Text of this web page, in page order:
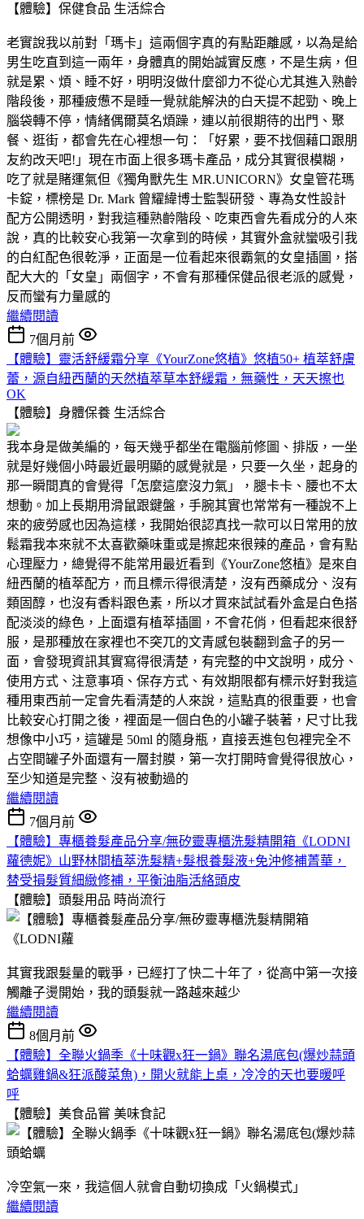
【體驗】保健食品 生活綜合
老實說我以前對「瑪卡」這兩個字真的有點距離感，以為是給
男生吃直到這一兩年，身體真的開始誠實反應，不是生病，但
就是累、煩、睡不好，明明沒做什麼卻力不從心尤其進入熟齡
階段後，那種疲憊不是睡一覺就能解決的白天提不起勁、晚上
腦袋轉不停，情緒偶爾莫名煩躁，連以前很期待的出門、聚
餐、逛街，都會先在心裡想一句：「好累，要不找個藉口跟朋
友約改天吧!」現在市面上很多瑪卡產品，成分其實很模糊，
吃了就是賭運氣但《獨角獸先生 MR.UNICORN》女皇管花瑪
卡錠，標榜是 Dr. Mark 曾耀緯博士監製研發、專為女性設計
配方公開透明，對我這種熟齡階段、吃東西會先看成分的人來
說，真的比較安心我第一次拿到的時候，其實外盒就蠻吸引我
的白紅配色很乾淨，正面是一位看起來很霸氣的女皇插圖，搭
配大大的「女皇」兩個字，不會有那種保健品很老派的感覺，
反而蠻有力量感的
繼續閱讀
7個月前
【體驗】靈活舒緩霜分享《YourZone悠植》悠植50+ 植萃舒膚
蕾，源自紐西蘭的天然植萃草本舒緩霜，無藥性，天天擦也
OK
【體驗】身體保養 生活綜合
我本身是做美編的，每天幾乎都坐在電腦前修圖、排版，一坐
就是好幾個小時最近最明顯的感覺就是，只要一久坐，起身的
那一瞬間真的會覺得「怎麼這麼沒力氣」，腿卡卡、腰也不太
想動。加上長期用滑鼠跟鍵盤，手腕其實也常常有一種說不上
來的疲勞感也因為這樣，我開始很認真找一款可以日常用的放
鬆霜我本來就不太喜歡藥味重或是擦起來很辣的產品，會有點
心理壓力，總覺得不能常用最近看到《YourZone悠植》是來自
紐西蘭的植萃配方，而且標示得很清楚，沒有西藥成分、沒有
類固醇，也沒有香料跟色素，所以才買來試試看外盒是白色搭
配淡淡的綠色，上面還有植萃插圖，不會花俏，但看起來很舒
服，是那種放在家裡也不突兀的文青感包裝翻到盒子的另一
面，會發現資訊其實寫得很清楚，有完整的中文說明，成分、
使用方式、注意事項、保存方式、有效期限都有標示好對我這
種用東西前一定會先看清楚的人來說，這點真的很重要，也會
比較安心打開之後，裡面是一個白色的小罐子裝著，尺寸比我
想像中小巧，這罐是 50ml 的隨身瓶，直接丟進包包裡完全不
占空間罐子外面還有一層封膜，第一次打開時會覺得很放心，
至少知道是完整、沒有被動過的
繼續閱讀
7個月前
【體驗】專櫃養髮產品分享/無矽靈專櫃洗髮精開箱《LODNI
蘿德妮》山野林間植萃洗髮精+髮根養髮液+免沖修補菁華，
替受損髮質細緻修補，平衡油脂活絡頭皮
【體驗】頭髮用品 時尚流行
其實我跟髮量的戰爭，已經打了快二十年了，從高中第一次接
觸離子燙開始，我的頭髮就一路越來越少
繼續閱讀
8個月前
【體驗】全聯火鍋季《十味觀x狂一鍋》聯名湯底包(爆炒蒜頭
蛤蠣雞鍋&狂派酸菜魚)，開火就能上桌，冷冷的天也要暖呼
呼
【體驗】美食品嘗 美味食記
冷空氣一來，我這個人就會自動切換成「火鍋模式」
繼續閱讀